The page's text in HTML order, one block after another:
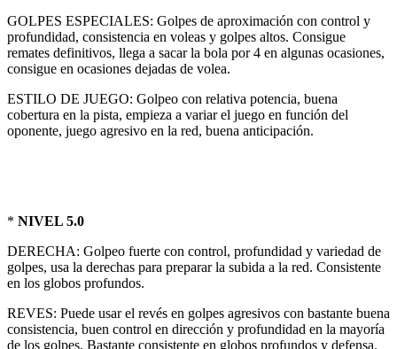
GOLPES ESPECIALES: Golpes de aproximación con control y
profundidad, consistencia en voleas y golpes altos. Consigue
remates definitivos, llega a sacar la bola por 4 en algunas ocasiones,
consigue en ocasiones dejadas de volea.
ESTILO DE JUEGO: Golpeo con relativa potencia, buena
cobertura en la pista, empieza a variar el juego en función del
oponente, juego agresivo en la red, buena anticipación.
* NIVEL 5.0
DERECHA: Golpeo fuerte con control, profundidad y variedad de
golpes, usa la derechas para preparar la subida a la red. Consistente
en los globos profundos.
REVES: Puede usar el revés en golpes agresivos con bastante buena
consistencia, buen control en dirección y profundidad en la mayoría
de los golpes, Bastante consistente en globos profundos y defensa.